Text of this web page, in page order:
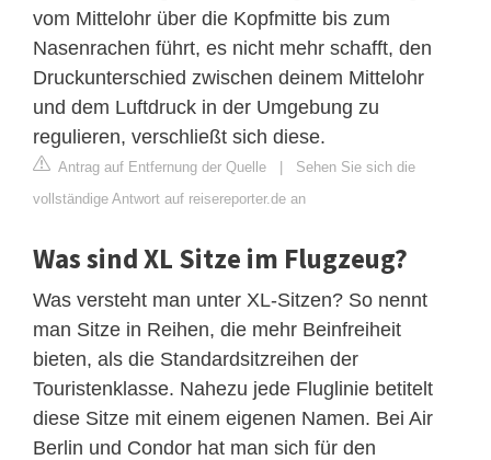
vom Mittelohr über die Kopfmitte bis zum
Nasenrachen führt, es nicht mehr schafft, den
Druckunterschied zwischen deinem Mittelohr
und dem Luftdruck in der Umgebung zu
regulieren, verschließt sich diese.
Antrag auf Entfernung der Quelle | Sehen Sie sich die
vollständige Antwort auf reisereporter.de an
Was sind XL Sitze im Flugzeug?
Was versteht man unter XL-Sitzen? So nennt
man Sitze in Reihen, die mehr Beinfreiheit
bieten, als die Standardsitzreihen der
Touristenklasse. Nahezu jede Fluglinie betitelt
diese Sitze mit einem eigenen Namen. Bei Air
Berlin und Condor hat man sich für den